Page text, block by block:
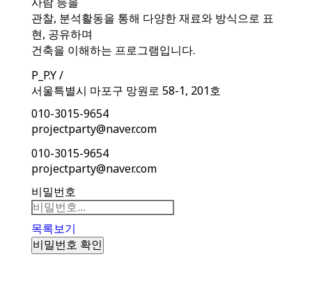
관찰, 분석활동을 통해 다양한 재료와 방식으로 표
현, 공유하며
건축을 이해하는 프로그램입니다.
P_P.Y /
서울특별시 마포구 망원로 58-1, 201호
010-3015-9654
projectparty@naver.com
010-3015-9654
projectparty@naver.com
비밀번호
목록보기
비밀번호 확인